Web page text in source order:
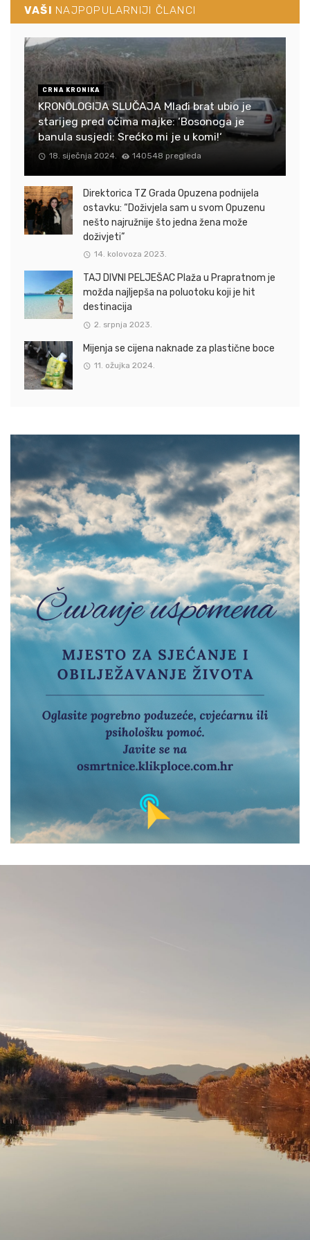
VAŠI NAJPOPULARNIJI ČLANCI
CRNA KRONIKA
KRONOLOGIJA SLUČAJA Mlađi brat ubio je
starijeg pred očima majke: ‘Bosonoga je
banula susjedi: Srećko mi je u komi!‘
18. siječnja 2024. 140548 pregleda
Direktorica TZ Grada Opuzena podnijela
ostavku: “Doživjela sam u svom Opuzenu
nešto najružnije što jedna žena može
doživjeti”
14. kolovoza 2023.
TAJ DIVNI PELJEŠAC Plaža u Prapratnom je
možda najljepša na poluotoku koji je hit
destinacija
2. srpnja 2023.
Mijenja se cijena naknade za plastične boce
11. ožujka 2024.